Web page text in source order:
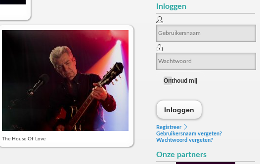
Inloggen
Onthoud mij
Inloggen
Registreer
Gebruikersnaam vergeten?
Wachtwoord vergeten?
Onze partners
The House Of Love